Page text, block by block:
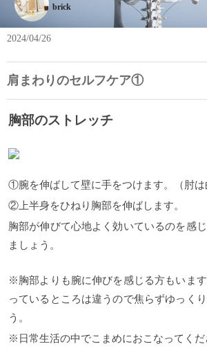
brick
2024/04/26
肩まわりのセルフケア①
胸部のストレッチ
①腕を伸ばして壁に手をつけます。（肘は
②上半身をひねり胸部を伸ばします。
胸部が伸びて心地よく効いているのを感
ましょう。
※胸部よりも腕に伸びを感じる方もいま
っているところは違うので焦らずゆっく
う。
※日常生活の中でこまめにおこなってくだ